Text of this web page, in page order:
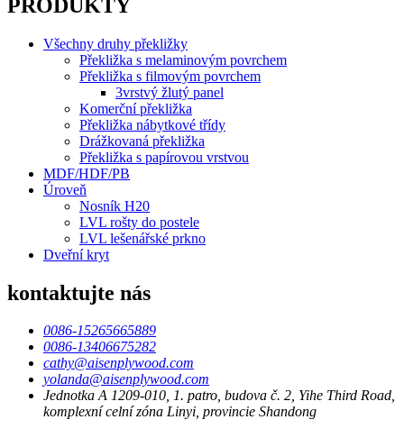
PRODUKTY
Všechny druhy překližky
Překližka s melaminovým povrchem
Překližka s filmovým povrchem
3vrstvý žlutý panel
Komerční překližka
Překližka nábytkové třídy
Drážkovaná překližka
Překližka s papírovou vrstvou
MDF/HDF/PB
Úroveň
Nosník H20
LVL rošty do postele
LVL lešenářské prkno
Dveřní kryt
kontaktujte nás
0086-15265665889
0086-13406675282
cathy@aisenplywood.com
yolanda@aisenplywood.com
Jednotka A 1209-010, 1. patro, budova č. 2, Yihe Third Road,
komplexní celní zóna Linyi, provincie Shandong